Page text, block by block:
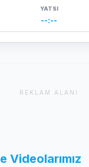
YATSI
--:--
REKLAM ALANI
Videolarımız